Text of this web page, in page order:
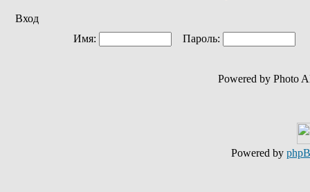
Вход
Имя:
Пароль:
Powered by Photo
Powered by